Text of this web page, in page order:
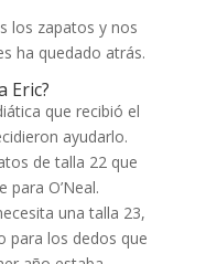
los zapatos y nos
ha quedado atrás.
Eric?
que recibió el
ayudarlo.
de talla 22 que
O’Neal.
una talla 23,
para los dedos que